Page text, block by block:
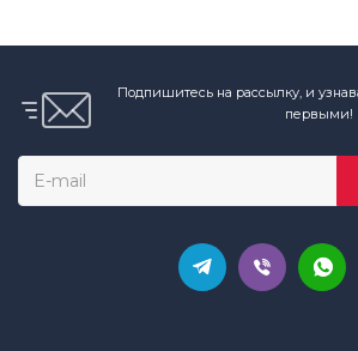
Подпишитесь на рассылку, и
первыми!